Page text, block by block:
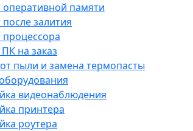
памяти
залития
на заказ
пыли и замена термопасты
видеонаблюдения
принтера
роутера